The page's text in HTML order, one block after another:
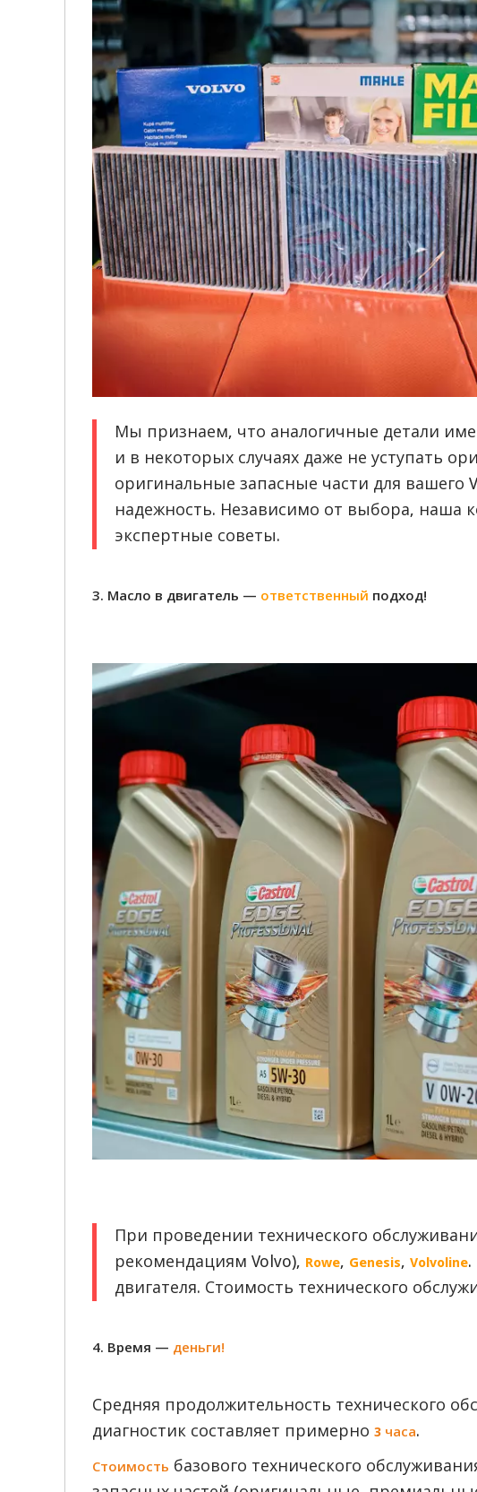
Мы признаем, что аналогичные детали
и в некоторых случаях даже не уступать
оригинальные запасные части для вашего
надежность. Независимо от выбора, наша
экспертные советы.
3. Масло в двигатель — ответственный подход!
При проведении технического
рекомендациям Volvo), Rowe, Genesis, Volvoline.
двигателя. Стоимость технического
4. Время — деньги!
Средняя продолжительность технического
диагностик составляет примерно 3 часа.
Стоимость базового технического